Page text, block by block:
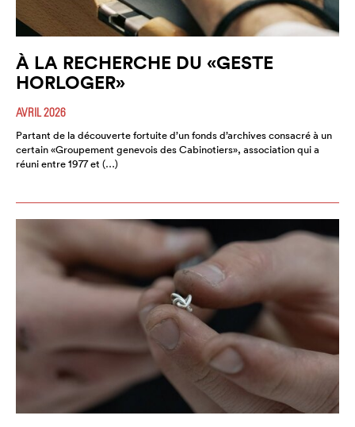
À LA RECHERCHE DU «GESTE
HORLOGER»
AVRIL 2026
Partant de la découverte fortuite d’un fonds d’archives consacré à un
certain «Groupement genevois des Cabinotiers», association qui a
réuni entre 1977 et (…)